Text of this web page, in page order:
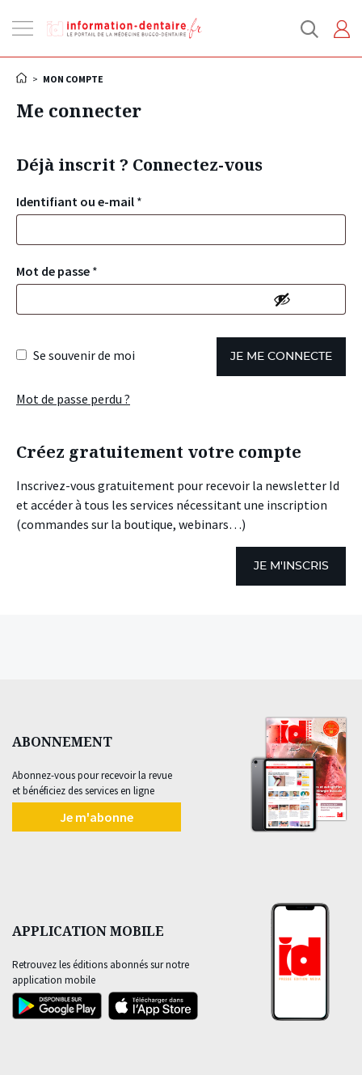
la
> MON COMPTE
Me connecter
Déjà inscrit ? Connectez-vous
Identifiant ou e-mail *
Mot de passe *
Se souvenir de moi JE ME CONNECTE
Mot de passe perdu ?
Créez gratuitement votre compte
Inscrivez-vous gratuitement pour recevoir la newsletter Id
et accéder à tous les services nécessitant une inscription
(commandes sur la boutique, webinars…)
JE M'INSCRIS
ABONNEMENT
Abonnez-vous pour recevoir la revue
et bénéficiez des services en ligne
Je m'abonne
APPLICATION MOBILE
Retrouvez les éditions abonnés sur notre
application mobile